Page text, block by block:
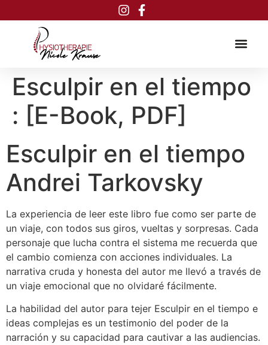
Esculpir en el tiempo
: [E-Book, PDF]
Esculpir en el tiempo
Andrei Tarkovsky
La experiencia de leer este libro fue como ser parte de
un viaje, con todos sus giros, vueltas y sorpresas. Cada
personaje que lucha contra el sistema me recuerda que
el cambio comienza con acciones individuales. La
narrativa cruda y honesta del autor me llevó a través de
un viaje emocional que no olvidaré fácilmente.
La habilidad del autor para tejer Esculpir en el tiempo e
ideas complejas es un testimonio del poder de la
narración y su capacidad para cautivar a las audiencias.